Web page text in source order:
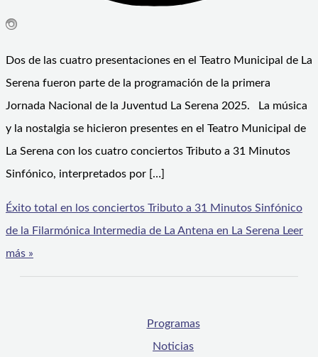
Dos de las cuatro presentaciones en el Teatro Municipal de La
Serena fueron parte de la programación de la primera
Jornada Nacional de la Juventud La Serena 2025. La música
y la nostalgia se hicieron presentes en el Teatro Municipal de
La Serena con los cuatro conciertos Tributo a 31 Minutos
Sinfónico, interpretados por […]
Éxito total en los conciertos Tributo a 31 Minutos Sinfónico
de la Filarmónica Intermedia de La Antena en La Serena Leer
más »
Programas
Noticias